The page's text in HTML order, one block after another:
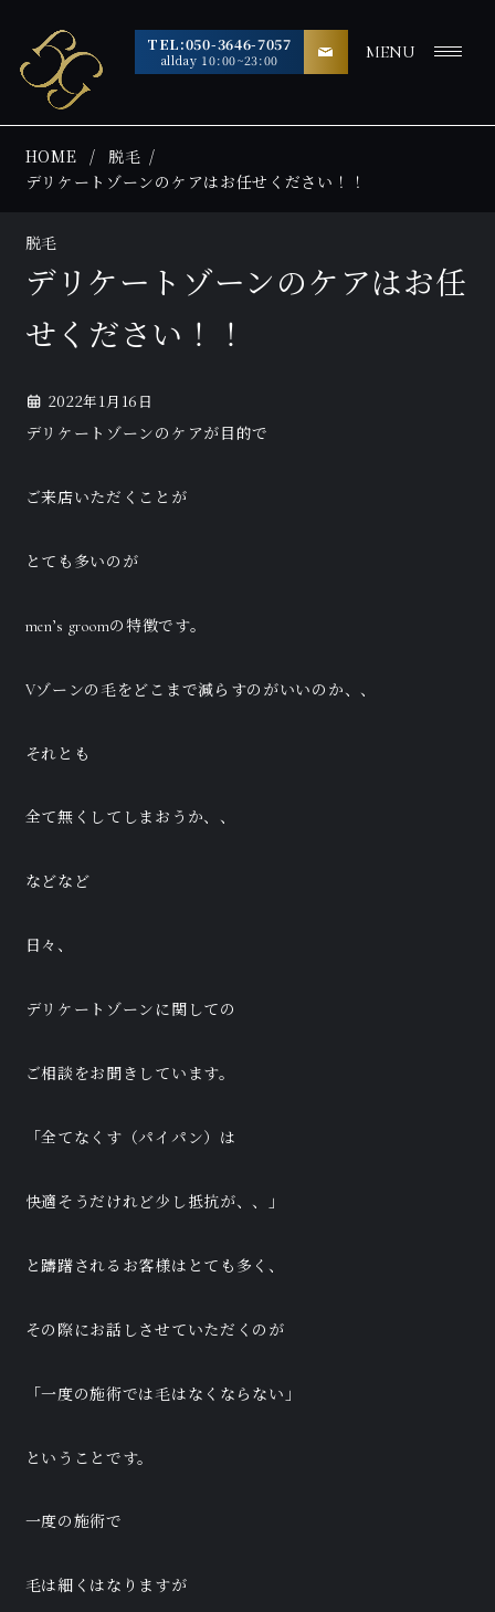
TEL:050-3646-7057
allday 10:00~23:00 MENU
HOME
脱毛
デリケートゾーンのケアはお任せください！！
脱毛
デリケートゾーンのケアはお任
せください！！
2022年1月16日
デリケートゾーンのケアが目的で
ご来店いただくことが
とても多いのが
men’s groomの特徴です。
Vゾーンの毛をどこまで減らすのがいいのか、、
それとも
全て無くしてしまおうか、、
などなど
日々、
デリケートゾーンに関しての
ご相談をお聞きしています。
「全てなくす（パイパン）は
快適そうだけれど少し抵抗が、、」
と躊躇されるお客様はとても多く、
その際にお話しさせていただくのが
「一度の施術では毛はなくならない」
ということです。
一度の施術で
毛は細くはなりますが